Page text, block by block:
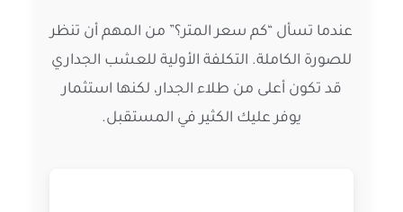
عندما تسأل “كم سعر المتر؟” من المهم أن تنظر
للصورة الكاملة. التكلفة الأولية للعشب الجداري
قد تكون أعلى من طلاء الجدار، لكنها استثمار
يوفر عليك الكثير في المستقبل.